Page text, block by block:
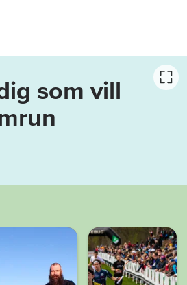
som vill